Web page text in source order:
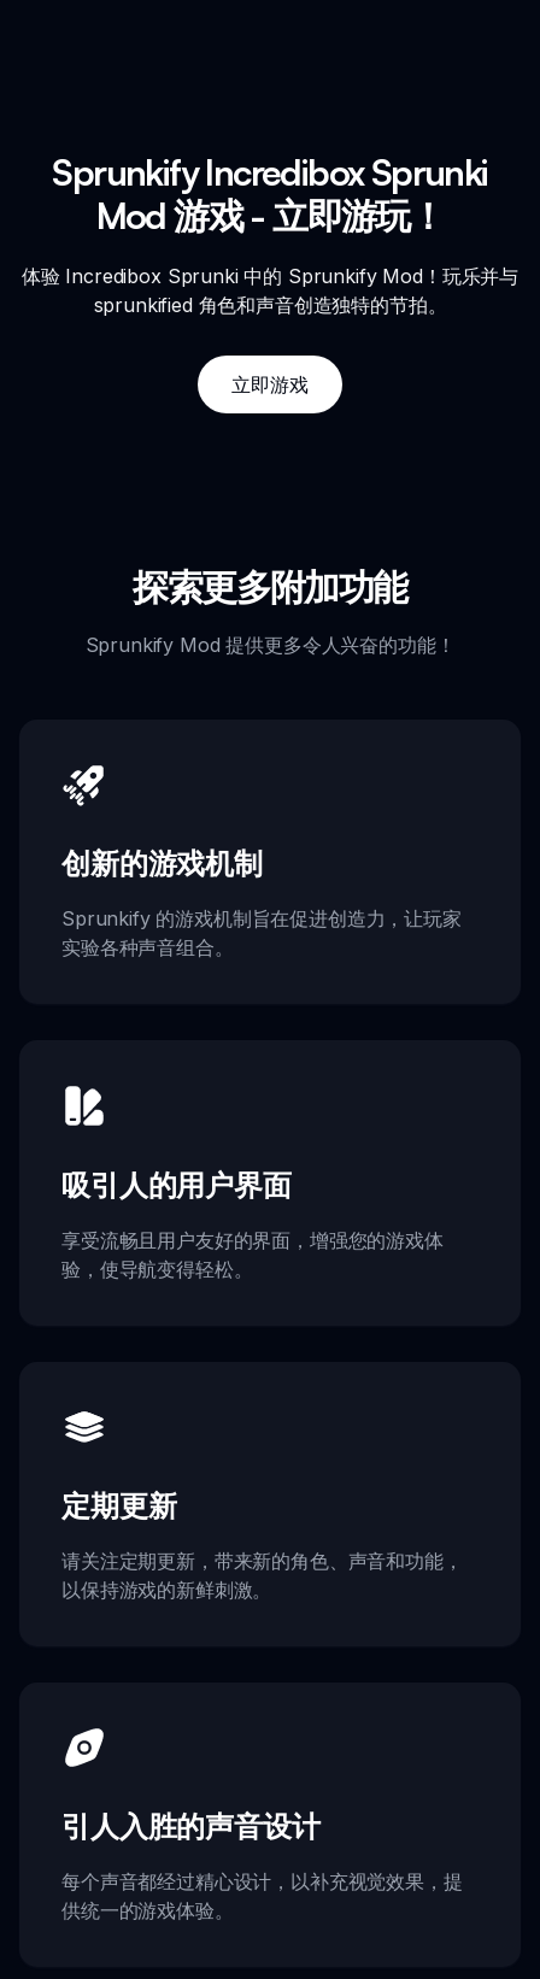
Sprunkify Incredibox Sprunki
Mod 游戏 - 立即游玩！
体验 Incredibox Sprunki 中的 Sprunkify Mod！玩乐并与
sprunkified 角色和声音创造独特的节拍。
立即游戏
探索更多附加功能
Sprunkify Mod 提供更多令人兴奋的功能！
创新的游戏机制
Sprunkify 的游戏机制旨在促进创造力，让玩家
实验各种声音组合。
吸引人的用户界面
享受流畅且用户友好的界面，增强您的游戏体
验，使导航变得轻松。
定期更新
请关注定期更新，带来新的角色、声音和功能，
以保持游戏的新鲜刺激。
引人入胜的声音设计
每个声音都经过精心设计，以补充视觉效果，提
供统一的游戏体验。